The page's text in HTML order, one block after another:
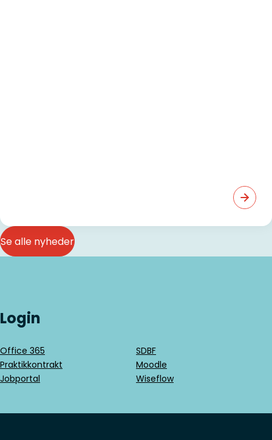
Se alle nyheder
Login
Office 365
SDBF
Praktikkontrakt
Moodle
Jobportal
Wiseflow